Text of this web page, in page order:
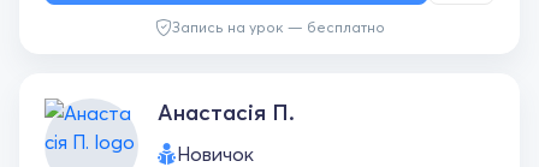
Запись на урок — бесплатно
Анастасія П.
Новичок